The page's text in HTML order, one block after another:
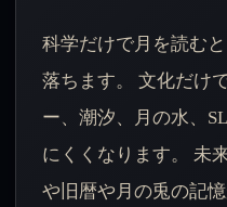
科学だけで月を読む
落ちます。 文化だけ
ー、潮汐、月の水、
にくくなります。 未
や旧暦や月の兎の記